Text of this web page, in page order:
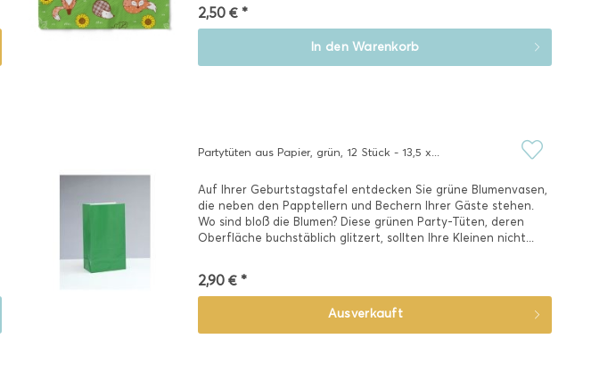
2,50 € *
In den Warenkorb
Partytüten aus Papier, grün, 12 Stück - 13,5 x...
Auf Ihrer Geburtstagstafel entdecken Sie grüne Blumenvasen,
die neben den Papptellern und Bechern Ihrer Gäste stehen.
Wo sind bloß die Blumen? Diese grünen Party-Tüten, deren
Oberfläche buchstäblich glitzert, sollten Ihre Kleinen nicht...
2,90 € *
Ausverkauft